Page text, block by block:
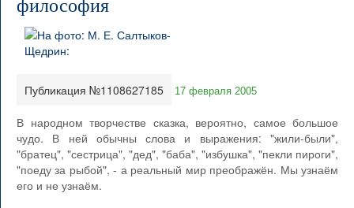
философия
Публикация №1108627185 17 февраля 2005
В народном творчестве сказка, вероятно, самое большое
чудо. В ней обычны слова и выражения: "жили-были",
"братец", "сестрица", "дед", "баба", "избушка", "пекли пироги",
"поеду за рыбой", - а реальный мир преображён. Мы узнаём
его и не узнаём.